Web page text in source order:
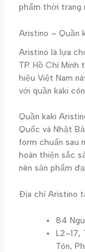
phẩm thời trang
Aristino – Quần
Aristino là lựa
TP. Hồ Chí
hiệu Việt Nam
với quần kaki
Quần kaki
Quốc và Nhật
form chuẩn sau
hoàn thiện sắc
nên sản phẩm
Địa chỉ Aristino
84
L2-17,
Tôn,